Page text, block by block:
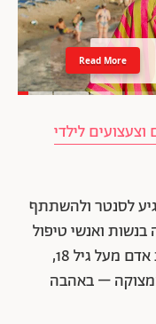
Read More
לילדי
לסנטר ולהשתתף
ואנשי טיפול
מתנדבים. המרחב מציע לכל אדם ובת אדם מעל גיל 18,
– באהבה